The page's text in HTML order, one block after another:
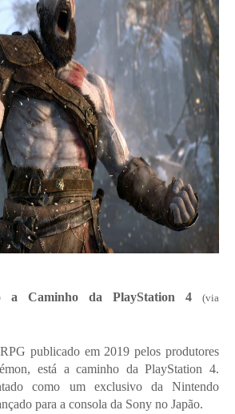
a Caminho da PlayStation 4 (via
publicado em 2019 pelos produtores
está a caminho da PlayStation 4.
como um exclusivo da Nintendo
para a consola da Sony no Japão.